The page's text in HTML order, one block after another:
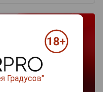
Градусов"